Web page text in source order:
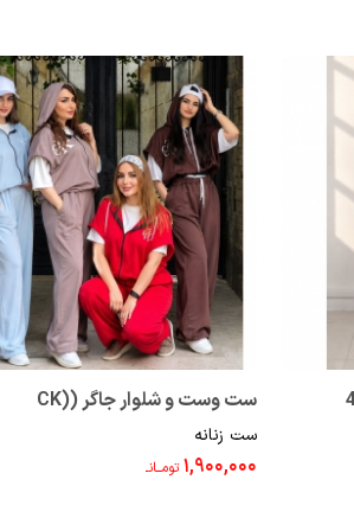
ست وست و شلوار جاگر (CK)
268001096
ست زنانه
۱,۹۰۰,۰۰۰ تومــانـ